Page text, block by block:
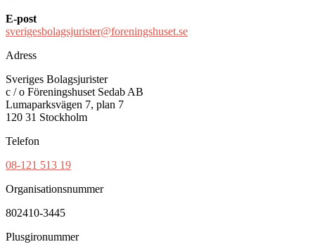
E-post
sverigesbolagsjurister@foreningshuset.se
Adress
Sveriges Bolagsjurister
c / o Föreningshuset Sedab AB
Lumaparksvägen 7, plan 7
120 31 Stockholm
Telefon
08-121 513 19
Organisationsnummer
802410-3445
Plusgironummer